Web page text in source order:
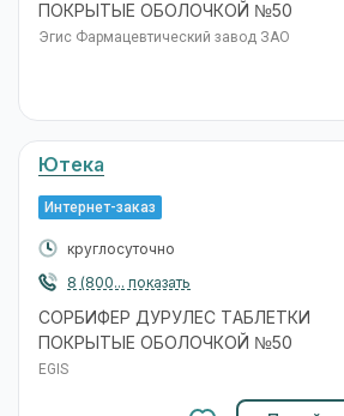
ПОКРЫТЫЕ ОБОЛОЧКОЙ №50
Эгис Фармацевтический завод ЗАО
Ютека
Интернет-заказ
круглосуточно
8 (800... показать
СОРБИФЕР ДУРУЛЕС ТАБЛЕТКИ
ПОКРЫТЫЕ ОБОЛОЧКОЙ №50
EGIS